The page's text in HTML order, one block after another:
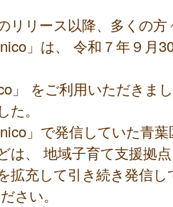
リリース以降、多くの方
」は、 令和７年９月
」 をご利用いただきま
。
」で発信していた青
は、 地域子育て支援拠
拡充して引き続き発信し
さい。